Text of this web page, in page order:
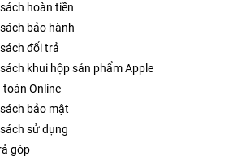
hoàn tiền
bảo hành
đổi trả
khui hộp sản phẩm Apple
toán Online
bảo mật
sử dụng
góp